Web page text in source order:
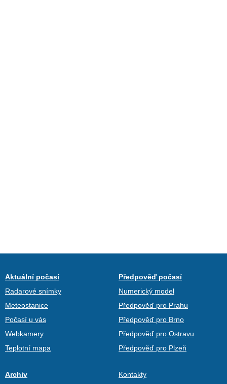
Aktuální počasí
Radarové snímky
Meteostanice
Počasí u vás
Webkamery
Teplotní mapa
Předpověď počasí
Numerický model
Předpověď pro Prahu
Předpověď pro Brno
Předpověď pro Ostravu
Předpověď pro Plzeň
Archiv
Kontakty